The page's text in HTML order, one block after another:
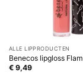
ALLE LIPPRODUCTEN
Benecos lipgloss
€9,49